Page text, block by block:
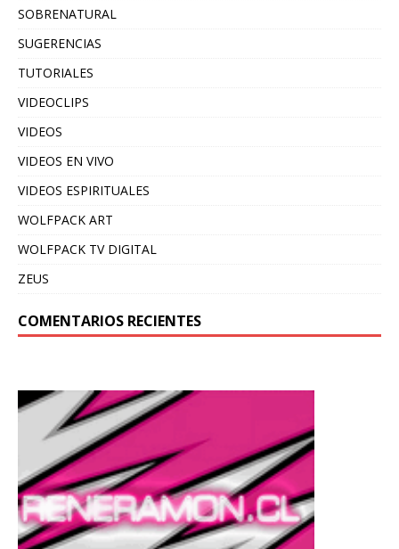
SOBRENATURAL
SUGERENCIAS
TUTORIALES
VIDEOCLIPS
VIDEOS
VIDEOS EN VIVO
VIDEOS ESPIRITUALES
WOLFPACK ART
WOLFPACK TV DIGITAL
ZEUS
COMENTARIOS RECIENTES